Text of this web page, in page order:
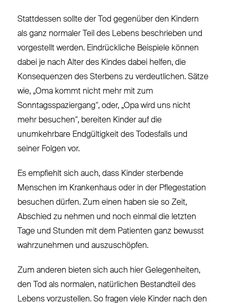
Stattdessen sollte der Tod gegenüber den Kindern
als ganz normaler Teil des Lebens beschrieben und
vorgestellt werden. Eindrückliche Beispiele können
dabei je nach Alter des Kindes dabei helfen, die
Konsequenzen des Sterbens zu verdeutlichen. Sätze
wie, „Oma kommt nicht mehr mit zum
Sonntagsspaziergang“, oder, „Opa wird uns nicht
mehr besuchen“, bereiten Kinder auf die
unumkehrbare Endgültigkeit des Todesfalls und
seiner Folgen vor.
Es empfiehlt sich auch, dass Kinder sterbende
Menschen im Krankenhaus oder in der Pflegestation
besuchen dürfen. Zum einen haben sie so Zeit,
Abschied zu nehmen und noch einmal die letzten
Tage und Stunden mit dem Patienten ganz bewusst
wahrzunehmen und auszuschöpfen.
Zum anderen bieten sich auch hier Gelegenheiten,
den Tod als normalen, natürlichen Bestandteil des
Lebens vorzustellen. So fragen viele Kinder nach den